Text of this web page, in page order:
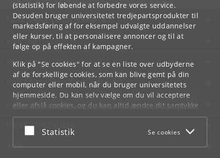
(statistik) for løbende at forbedre vores service.
Desuden bruger universitetet tredjepartsprodukter til
markedsføring af for eksempel udvalgte uddannelser
eller kurser, til at personalisere annoncer og til at
følge op på effekten af kampagner.
Klik på "Se cookies" for at se en liste over udbyderne
af de forskellige cookies, som kan blive gemt på din
computer eller mobil, når du bruger universitetets
hjemmeside. Du kan selv vælge om du vil acceptere
eller afslå cookies, og du kan altid ændre dit samtykke
underCookie- og privatlivspolitiksom du finder i
bunden af hver side.
Acceptér eller afslå
Statistik Se cookies
KØBENHAVNS UNIVERSITET
KONTAKT
SERVICES
FOR STUDERENDE OG ANSATTE
JOB OG KARRIERE
NØDSITUATIONER
WEB